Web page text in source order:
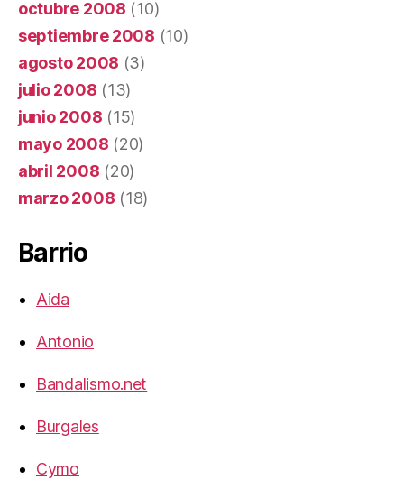
octubre 2008 (10)
septiembre 2008 (10)
agosto 2008 (3)
julio 2008 (13)
junio 2008 (15)
mayo 2008 (20)
abril 2008 (20)
marzo 2008 (18)
Barrio
Aida
Antonio
Bandalismo.net
Burgales
Cymo